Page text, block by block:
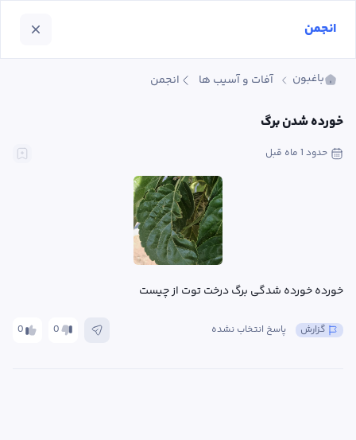
باغبون آفات و آسیب ها انجمن
خورده شدن برگ
حدود 1 ماه قبل
خورده خورده شدگی برگ درخت توت از چیست
0 0 پاسخ انتخاب نشده گزارش
انجمن